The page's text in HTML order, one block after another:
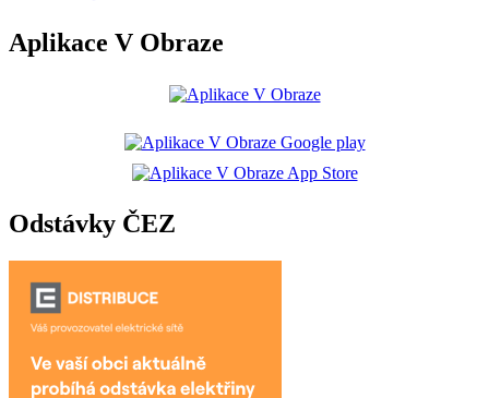
Aplikace V Obraze
Odstávky ČEZ